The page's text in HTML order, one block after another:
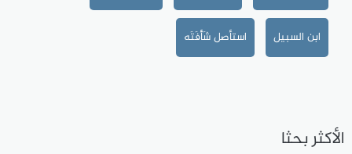
ابن السبيل استأصل شَأْفَتَه
الأكثر بحثا